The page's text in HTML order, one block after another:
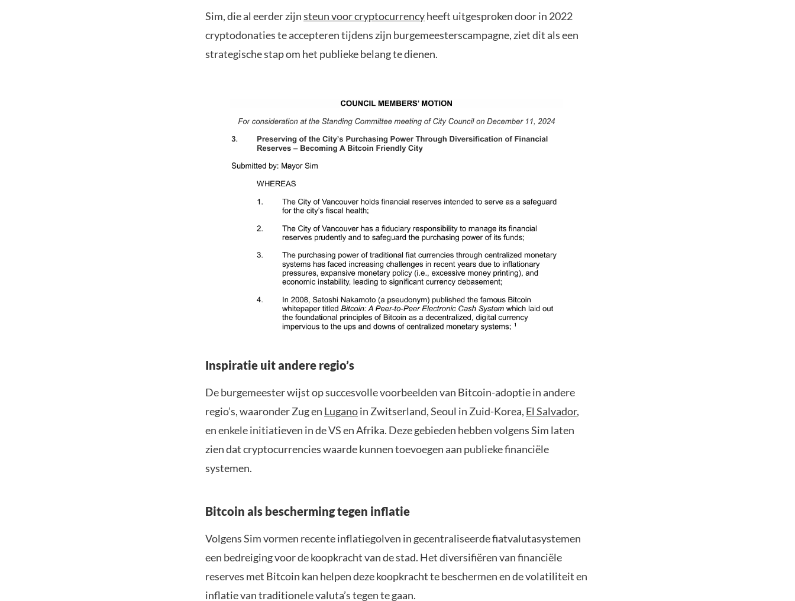
Sim, die al eerder zijnsteun voor cryptocurrencyheeft uitgesproken door in 2022
cryptodonaties te accepteren tijdens zijn burgemeesterscampagne, ziet dit als een
strategische stap om het publieke belang te dienen.
Inspiratie uit andere regio’s
De burgemeester wijst op succesvolle voorbeelden van Bitcoin-adoptie in andere
regio’s, waaronder Zug en Luganoin Zwitserland, Seoul in Zuid-Korea, El Salvador,
en enkele initiatieven in de VS en Afrika. Deze gebieden hebben volgens Sim laten
zien dat cryptocurrencies waarde kunnen toevoegen aan publieke financiële
systemen.
Bitcoin als bescherming tegen inflatie
Volgens Sim vormen recente inflatiegolven in gecentraliseerde fiatvalutasystemen
een bedreiging voor de koopkracht van de stad. Het diversifiëren van financiële
reserves met Bitcoin kan helpen deze koopkracht te beschermen en de volatiliteit en
inflatie van traditionele valuta’s tegen te gaan.